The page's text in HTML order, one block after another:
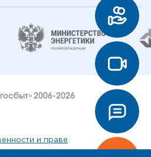
2006-2026
и праве